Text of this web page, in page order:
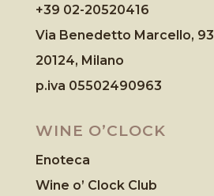
+39 02-20520416
Via Benedetto Marcello, 93
20124, Milano
p.iva 05502490963
WINE O’CLOCK
Enoteca
Wine o’ Clock Club